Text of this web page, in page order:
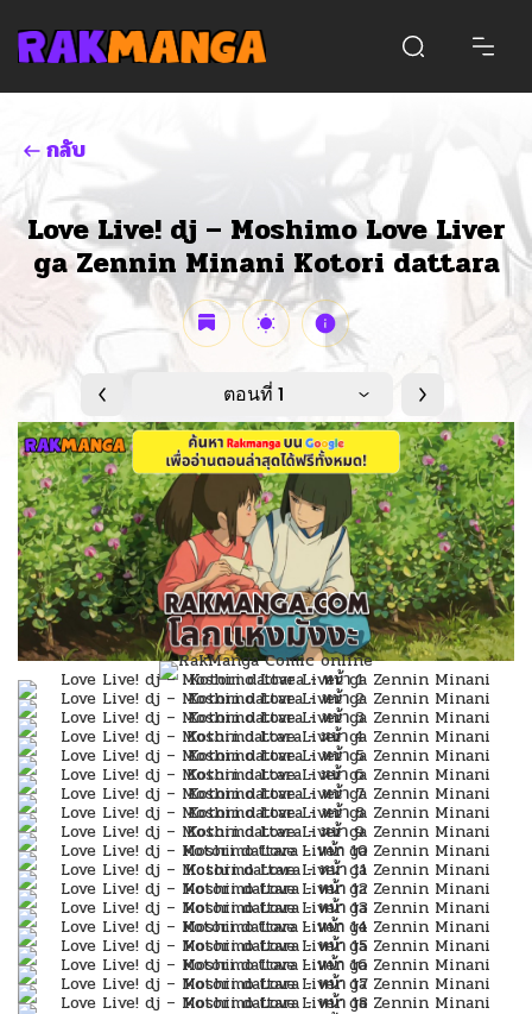
กลับ
Love Live! dj – Moshimo Love Liver
ga Zennin Minani Kotori dattara
ตอนที่ 1